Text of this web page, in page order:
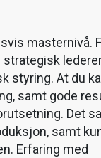
masternivå.
strategisk
styring. At du
samt gode
Det
samt
Erfaring med